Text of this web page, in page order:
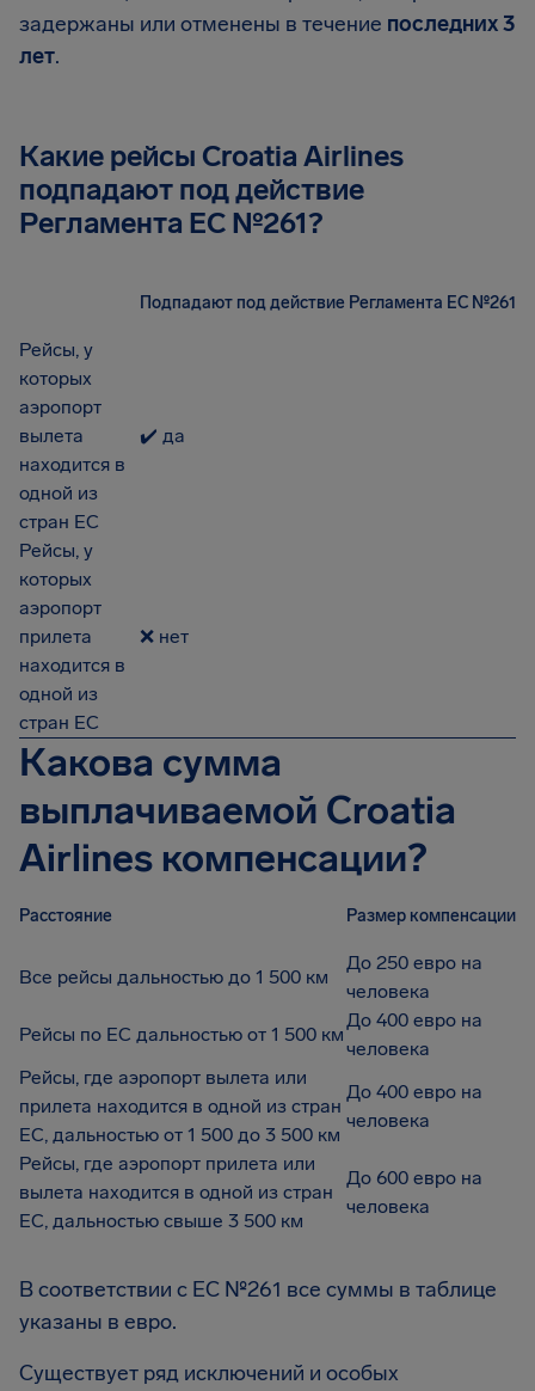
задержаны или отменены в течение последних 3
лет.
Какие рейсы Croatia Airlines
подпадают под действие
Регламента EC №261?
Подпадают под действие Регламента ЕС №261
Рейсы, у
которых
аэропорт
вылета
находится в
одной из
стран ЕС
✔️ да
Рейсы, у
которых
аэропорт
прилета
находится в
одной из
стран ЕС
❌ нет
Какова сумма
выплачиваемой Croatia
Airlines компенсации?
Расстояние Размер компенсации
Все рейсы дальностью до 1 500 км
До 250 евро на
человека
Рейсы по ЕС дальностью от 1 500 км
До 400 евро на
человека
Рейсы, где аэропорт вылета или
прилета находится в одной из стран
ЕС, дальностью от 1 500 до 3 500 км
До 400 евро на
человека
Рейсы, где аэропорт прилета или
вылета находится в одной из стран
ЕС, дальностью свыше 3 500 км
До 600 евро на
человека
В соответствии с EC №261 все суммы в таблице
указаны в евро.
Существует ряд исключений и особых